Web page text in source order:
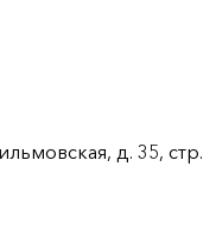
д. 35, стр.